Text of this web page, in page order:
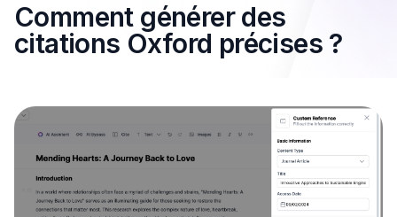
Comment générer des
citations Oxford précises ?